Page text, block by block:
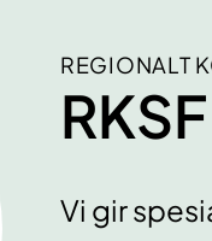
REGIONALT
RKSF
Vi gir